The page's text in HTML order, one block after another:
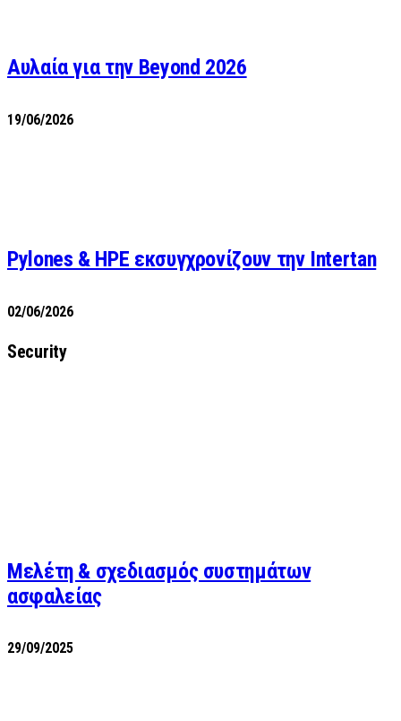
Αυλαία για την Beyond 2026
19/06/2026
Pylones & HPE εκσυγχρονίζουν την Intertan
02/06/2026
Security
Μελέτη & σχεδιασμός συστημάτων
ασφαλείας
29/09/2025